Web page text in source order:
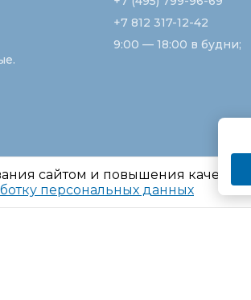
сайтом и повышения
персональных данных
+7 812 317-12-42
9:00 — 18:00 в будни;